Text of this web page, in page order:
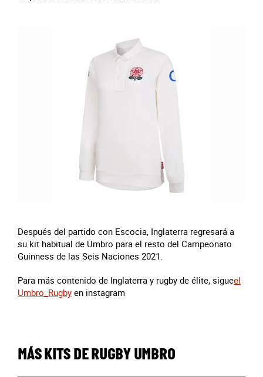
Después del partido con Escocia, Inglaterra regresará a
su kit habitual de Umbro para el resto del Campeonato
Guinness de las Seis Naciones 2021.
Para más contenido de Inglaterra y rugby de élite, sigueel
Umbro_Rugby en instagram
MÁS KITS DE RUGBY UMBRO